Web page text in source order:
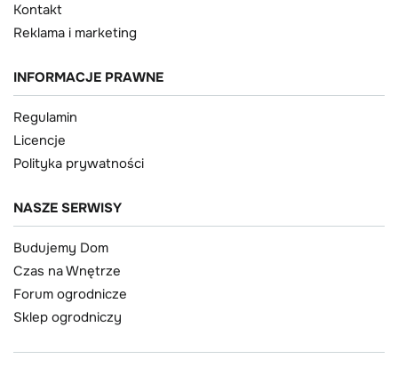
Kontakt
Reklama i marketing
INFORMACJE PRAWNE
Regulamin
Licencje
Polityka prywatności
NASZE SERWISY
Budujemy Dom
Czas na Wnętrze
Forum ogrodnicze
Sklep ogrodniczy